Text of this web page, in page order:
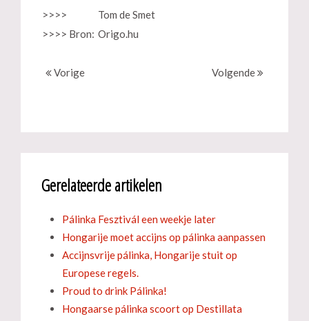
>>>>
Tom de Smet
>>>> Bron: Origo.hu
Vorige Volgende
Gerelateerde artikelen
Pálinka Fesztivál een weekje later
Hongarije moet accijns op pálinka aanpassen
Accijnsvrije pálinka, Hongarije stuit op
Europese regels.
Proud to drink Pálinka!
Hongaarse pálinka scoort op Destillata